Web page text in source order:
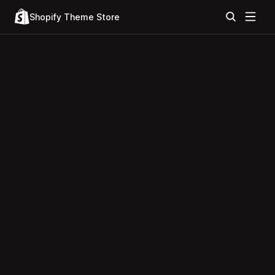
Shopify Theme Store